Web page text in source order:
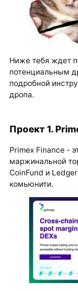
Ниже тебя ждет
потенциальным
подробной
дропа.
Проект 1.
Primex Finance -
маржинальной
CoinFund и
комьюнити.